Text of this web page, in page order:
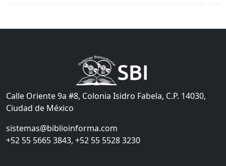
Calle Oriente 9a #8, Colonia Isidro Fabela, C.P. 14030,
Ciudad de México
sistemas@biblioinforma.com
+52 55 5665 3843, +52 55 5528 3230